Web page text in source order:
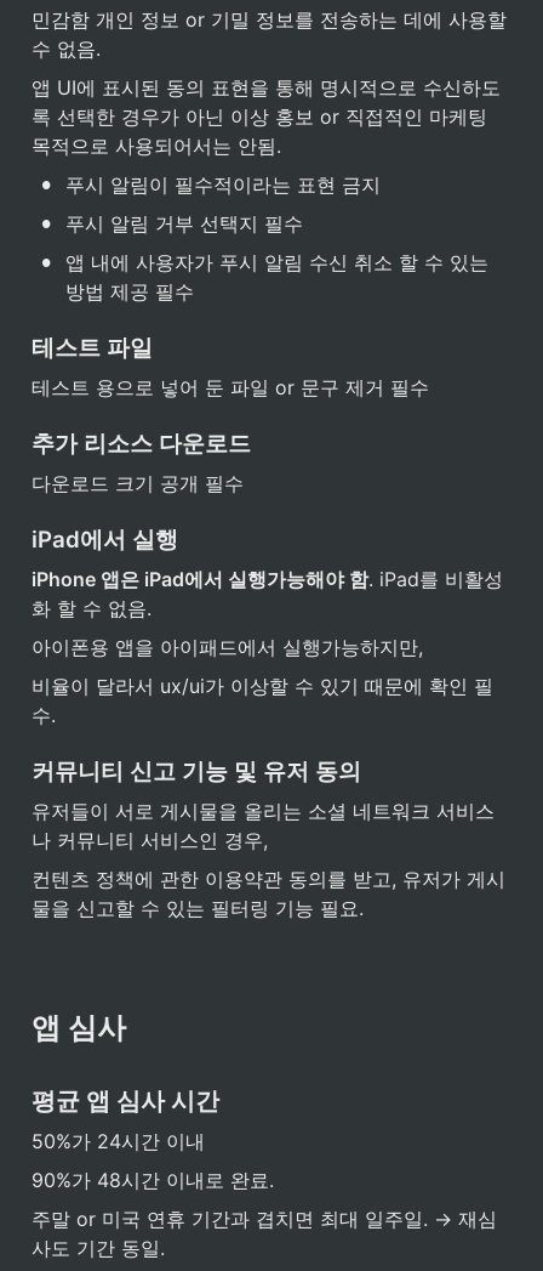
민감함 개인 정보 or 기밀 정보를 전송하는 데에 사용할
수 없음.
앱 UI에 표시된 동의 표현을 통해 명시적으로 수신하도
록 선택한 경우가 아닌 이상 홍보 or 직접적인 마케팅
목적으로 사용되어서는 안됨.
• 푸시 알림이 필수적이라는 표현 금지
• 푸시 알림 거부 선택지 필수
•
앱 내에 사용자가 푸시 알림 수신 취소 할 수 있는
방법 제공 필수
테스트 파일
테스트 용으로 넣어 둔 파일 or 문구 제거 필수
추가 리소스 다운로드
다운로드 크기 공개 필수
iPad에서 실행
iPhone 앱은 iPad에서 실행가능해야 함. iPad를 비활성
화 할 수 없음.
아이폰용 앱을 아이패드에서 실행가능하지만,
비율이 달라서 ux/ui가 이상할 수 있기 때문에 확인 필
수.
커뮤니티 신고 기능 및 유저 동의
유저들이 서로 게시물을 올리는 소셜 네트워크 서비스
나 커뮤니티 서비스인 경우,
컨텐츠 정책에 관한 이용약관 동의를 받고, 유저가 게시
물을 신고할 수 있는 필터링 기능 필요.
앱 심사
평균 앱 심사 시간
50%가 24시간 이내
90%가 48시간 이내로 완료.
주말 or 미국 연휴 기간과 겹치면 최대 일주일. → 재심
사도 기간 동일.